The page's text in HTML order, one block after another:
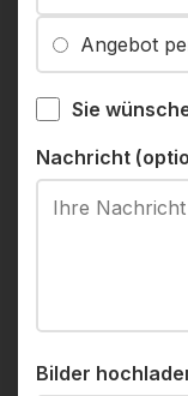
Angebot
Sie
Nachricht
Bilder